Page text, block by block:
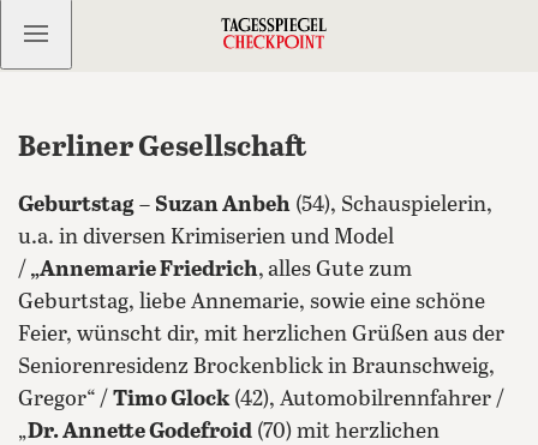
Kostenlos anmelden
Berliner Gesellschaft
Geburtstag – Suzan Anbeh (54), Schauspielerin,
u.a. in diversen Krimiserien und Model
/ „Annemarie Friedrich, alles Gute zum
Geburtstag, liebe Annemarie, sowie eine schöne
Feier, wünscht dir, mit herzlichen Grüßen aus der
Seniorenresidenz Brockenblick in Braunschweig,
Gregor“ / Timo Glock(42), Automobilrennfahrer /
„Dr. Annette Godefroid (70) mit herzlichen